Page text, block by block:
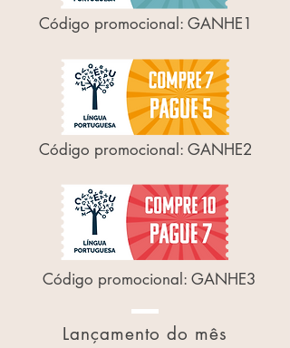
Código promocional: GANHE1
Código promocional: GANHE2
Código promocional: GANHE3
Lançamento do mês